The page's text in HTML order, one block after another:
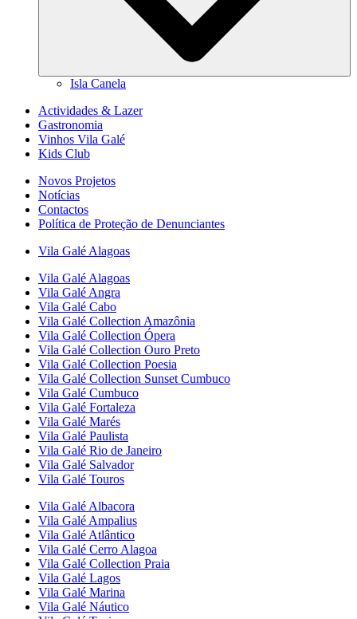
Isla Canela
Actividades & Lazer
Gastronomia
Vinhos Vila Galé
Kids Club
Novos Projetos
Notícias
Contactos
Política de Proteção de Denunciantes
Vila Galé Alagoas
Vila Galé Alagoas
Vila Galé Angra
Vila Galé Cabo
Vila Galé Collection Amazônia
Vila Galé Collection Ópera
Vila Galé Collection Ouro Preto
Vila Galé Collection Poesia
Vila Galé Collection Sunset Cumbuco
Vila Galé Cumbuco
Vila Galé Fortaleza
Vila Galé Marés
Vila Galé Paulista
Vila Galé Rio de Janeiro
Vila Galé Salvador
Vila Galé Touros
Vila Galé Albacora
Vila Galé Ampalius
Vila Galé Atlântico
Vila Galé Cerro Alagoa
Vila Galé Collection Praia
Vila Galé Lagos
Vila Galé Marina
Vila Galé Náutico